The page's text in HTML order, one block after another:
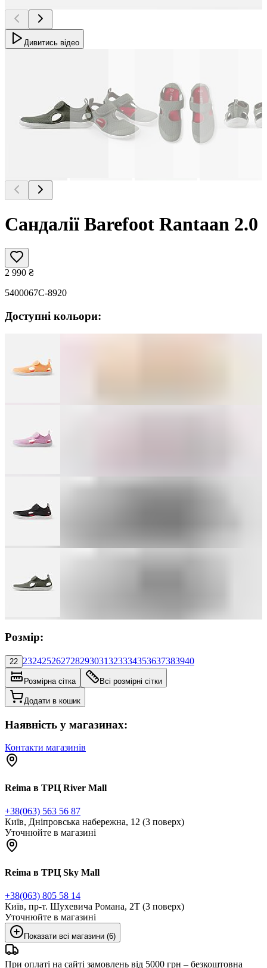
Дивитись відео
Сандалії Barefoot Rantaan 2.0
2 990 ₴
5400067C-8920
Доступні кольори:
Розмір:
22 232425262728293031323334353637383940
Розмірна сітка Всі розмірні сітки
Додати в кошик
Наявність у магазинах:
Контакти магазинів
Reima в ТРЦ River Mall
+38(063) 563 56 87
Київ, Дніпровська набережна, 12 (3 поверх)
Уточнюйте в магазині
Reima в ТРЦ Sky Mall
+38(063) 805 58 14
Київ, пр-т. Шухевича Романа, 2Т (3 поверх)
Уточнюйте в магазині
Показати всі магазини (6)
При оплаті на сайті замовлень від 5000 грн – безкоштовна